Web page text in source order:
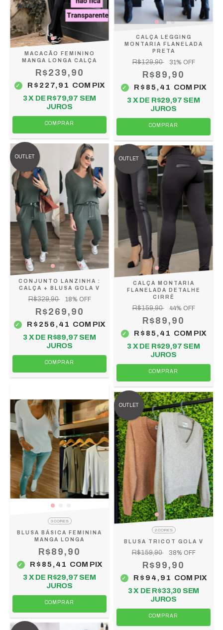
MACACÃO FEMININO
MANGA LONGA CALÇA
R$239,90
R$227,91 COM PIX
3 X DE R$79,97 SEM
JUROS
COMPRAR
CALÇA LEGGING
MONTARIA FLANELADA
PRETA
R$129,90 31% OFF
R$89,90
R$85,41 COM PIX
3 X DE R$29,97 SEM
JUROS
COMPRAR
OUTLET
CONJUNTO LANZINHA :
CALÇA + BLUSA GOLA V
R$329,90 18% OFF
R$269,90
R$256,41 COM PIX
3 X DE R$89,97 SEM
JUROS
COMPRAR
OUTLET
CALÇA MONTARIA
FLANELADA DETALHE
CIRRÊ
R$159,90 44% OFF
R$89,90
R$85,41 COM PIX
3 X DE R$29,97 SEM
JUROS
COMPRAR
3 CORES
BLUSA BÁSICA FEMININA
MANGA LONGA
R$89,90
R$85,41 COM PIX
3 X DE R$29,97 SEM
JUROS
COMPRAR
OUTLET
2 CORES
BLUSA TRICOT GOLA V
R$159,90 38% OFF
R$99,90
R$94,91 COM PIX
3 X DE R$33,30 SEM
JUROS
COMPRAR